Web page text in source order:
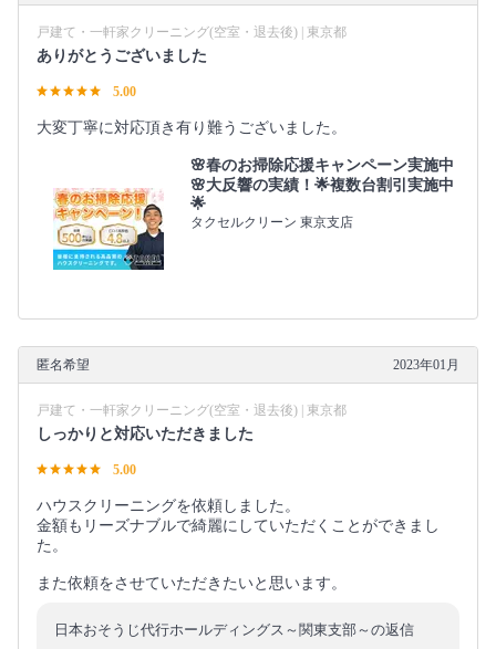
戸建て・一軒家クリーニング(空室・退去後) | 東京都
ありがとうございました
5.00
大変丁寧に対応頂き有り難うございました。
🌸春のお掃除応援キャンペーン実施中
🌸大反響の実績！🌟複数台割引実施中
🌟
タクセルクリーン 東京支店
匿名希望 2023年01月
戸建て・一軒家クリーニング(空室・退去後) | 東京都
しっかりと対応いただきました
5.00
ハウスクリーニングを依頼しました。
金額もリーズナブルで綺麗にしていただくことができまし
た。
また依頼をさせていただきたいと思います。
日本おそうじ代行ホールディングス～関東支部～の返信